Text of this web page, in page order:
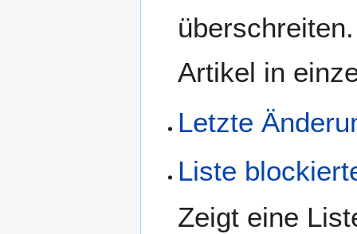
Artikel in
Letzte
Liste
Zeigt eine